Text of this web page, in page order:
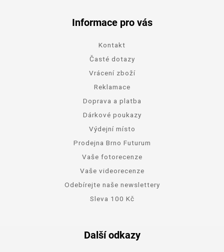
Informace pro vás
Kontakt
Časté dotazy
Vrácení zboží
Reklamace
Doprava a platba
Dárkové poukazy
Výdejní místo
Prodejna Brno Futurum
Vaše fotorecenze
Vaše videorecenze
Odebírejte naše newslettery
Sleva 100 Kč
Další odkazy